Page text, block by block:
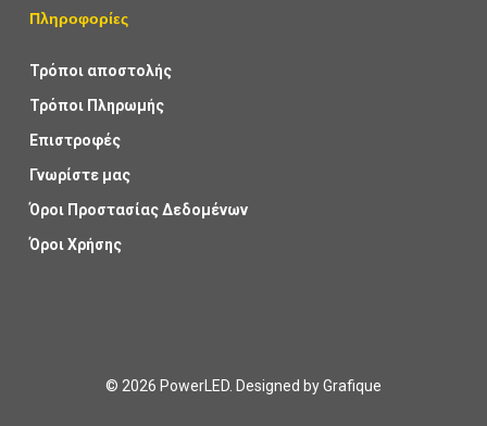
Πληροφορίες
Τρόποι αποστολής
Τρόποι Πληρωμής
Επιστροφές
Γνωρίστε μας
Όροι Προστασίας Δεδομένων
Όροι Χρήσης
© 2026 PowerLED. Designed byGrafique